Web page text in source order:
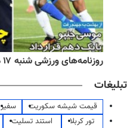
روزنامه‌های ورزشی شنبه ۱۷ مرداد ۱۴۰۵
تبلیغات
قیمت شیشه سکوریت سفیر
تور کربلا
استند تسلیت